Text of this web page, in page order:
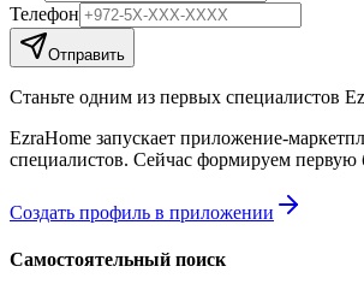
Телефон
Отправить
Станьте одним из первых специалистов
EzraHome запускает приложение-
специалистов. Сейчас формируем первую
Создать профиль в приложении
Самостоятельный поиск